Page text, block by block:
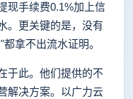
现手续费0.1%加上信
。更关键的是，没有
拿不出流水证明。
此。他们提供的不
解决方案。以广力云